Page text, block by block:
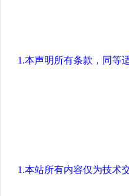
1.本声明所有条款，同等
1.本站所有内容仅为技术